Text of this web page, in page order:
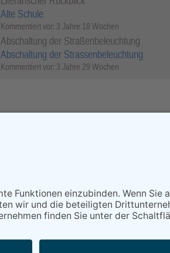
Alte Schule
Kommentiert vor: 3 Jahre 18 Wochen
Abschaltung der Straßenbeleuchtung
Abschaltung der Strassenbeleuchtung
Kommentiert vor: 3 Jahre 29 Wochen